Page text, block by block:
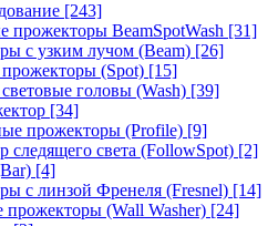
[243]
прожекторы BeamSpotWash [31]
с узким лучом (Beam) [26]
(Spot) [15]
головы (Wash) [39]
[34]
прожекторы (Profile) [9]
следящего света (FollowSpot) [2]
[4]
с линзой Френеля (Fresnel) [14]
(Wall Washer) [24]